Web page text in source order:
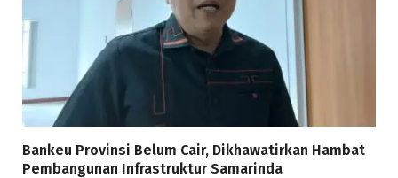
Bankeu Provinsi Belum Cair, Dikhawatirkan Hambat
Pembangunan Infrastruktur Samarinda